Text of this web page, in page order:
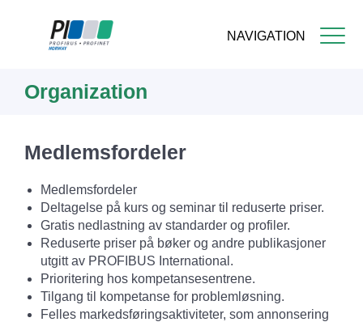
NAVIGATION
Organization
Medlemsfordeler
Medlemsfordeler
Deltagelse på kurs og seminar til reduserte priser.
Gratis nedlastning av standarder og profiler.
Reduserte priser på bøker og andre publikasjoner
utgitt av PROFIBUS International.
Prioritering hos kompetansesentrene.
Tilgang til kompetanse for problemløsning.
Felles markedsføringsaktiviteter, som annonsering